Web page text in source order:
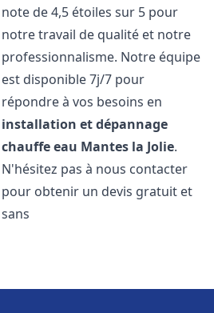
note de 4,5 étoiles sur 5 pour
notre travail de qualité et notre
professionnalisme. Notre équipe
est disponible 7j/7 pour
répondre à vos besoins en
installation et dépannage
chauffe eau Mantes la Jolie.
N'hésitez pas à nous contacter
pour obtenir un devis gratuit et
sans